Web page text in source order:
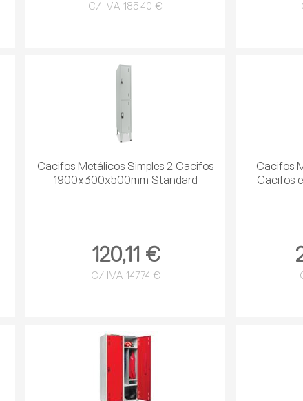
C/ IVA 185,40 €
Cacifos Metálicos Simples 2 Cacifos
1900x300x500mm Standard
120,11 €
C/ IVA 147,74 €
Cacifos
Cacifos